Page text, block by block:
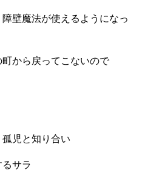
壁魔法が使えるようになっ
から戻ってこないので
児と知り合い
サラ